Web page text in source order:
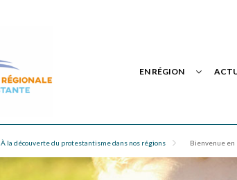
EN RÉGION
À la découverte du protestantisme dans nos régions Bienvenue en